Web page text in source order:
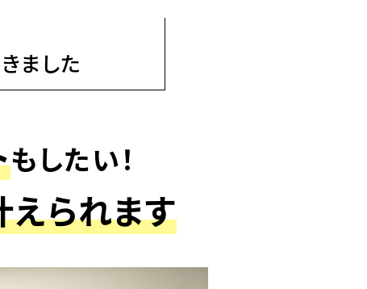
ました
もしたい！
えられます